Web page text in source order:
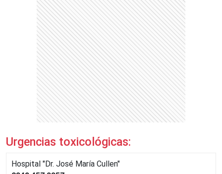
Urgencias toxicológicas:
Hospital "Dr. José María Cullen"